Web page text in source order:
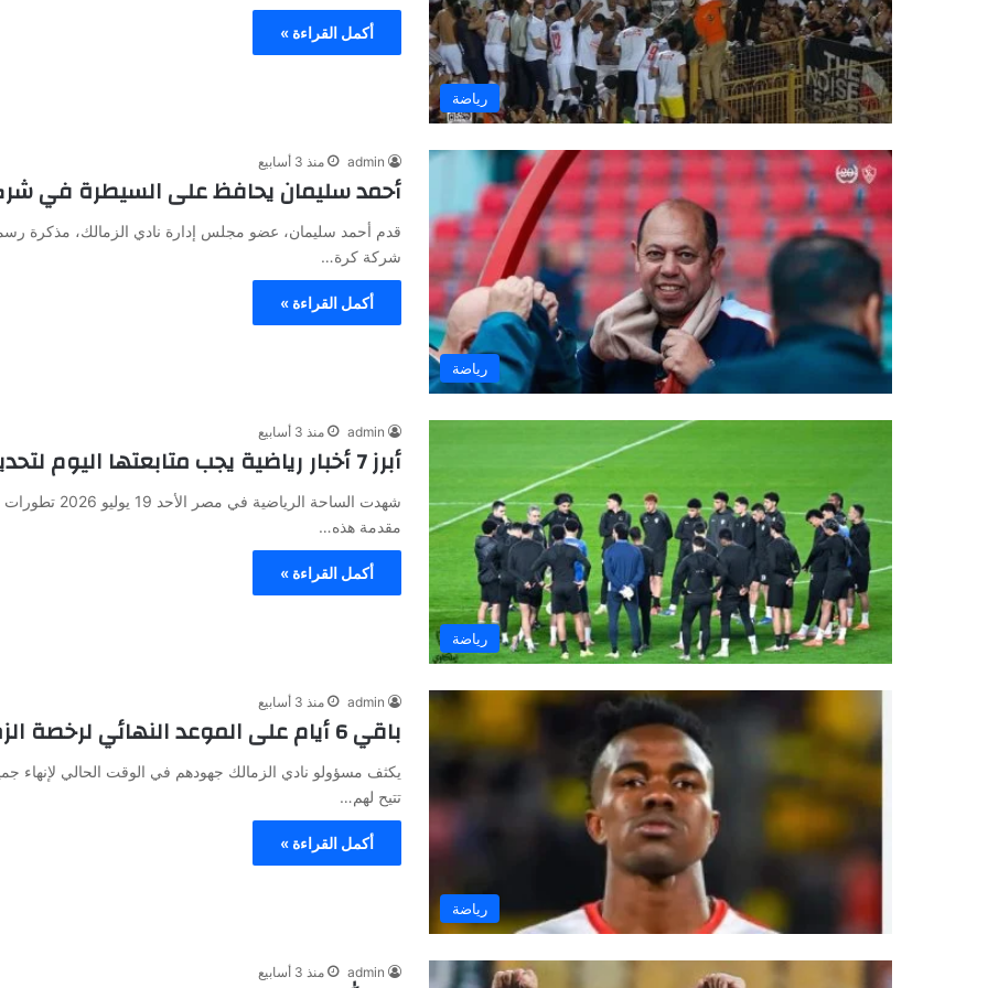
رياضة
أكمل القراءة »
رياضة
admin منذ 3 أسابيع
أحمد سليمان يحافظ على السيطرة في
قدم أحمد سليمان، عضو مجلس إدارة نادي الزمالك، مذكرة
شركة كرة…
أكمل القراءة »
رياضة
admin منذ 3 أسابيع
أبرز 7 أخبار رياضية يجب متابعتها اليوم لتحديثات عاجلة
شهدت الساحة
مقدمة هذه…
أكمل القراءة »
رياضة
admin منذ 3 أسابيع
باقي 6 أيام على الموعد النهائي لرخصة الزمالك والتحدي الأكبر أمام نادي نداي
يكثف مسؤولو نادي الزمالك جهودهم في الوقت الحالي لإنهاء
تتيح لهم…
أكمل القراءة »
admin منذ 3 أسابيع